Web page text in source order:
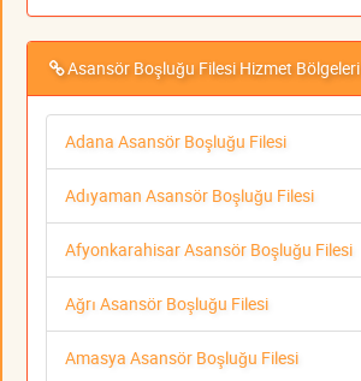
Asansör Boşluğu Filesi Hizmet Bölgeleri
Adana Asansör Boşluğu Filesi
Adıyaman Asansör Boşluğu Filesi
Afyonkarahisar Asansör Boşluğu Filesi
Ağrı Asansör Boşluğu Filesi
Amasya Asansör Boşluğu Filesi